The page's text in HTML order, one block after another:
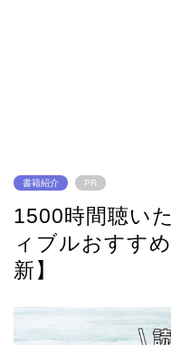
書籍紹介 PR
1500時間聴い
ィブルおすす
新】